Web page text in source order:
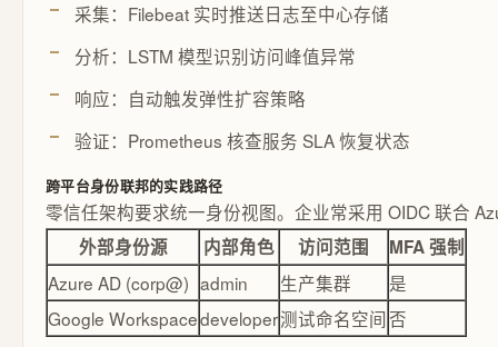
采集：Filebeat 实时推送日志至中心存储
分析：LSTM 模型识别访问峰值异常
响应：自动触发弹性扩容策略
验证：Prometheus 核查服务 SLA 恢复状态
跨平台身份联邦的实践路径
零信任架构要求统一身份视图。企业常采用 OIDC 联合
外部身份源
内部角色 访问范围
MFA 强制
Azure AD (corp@) admin 生产集群
是
Google Workspacedeveloper测试命名空间否